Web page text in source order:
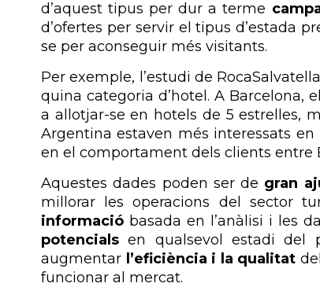
d’aquest tipus per dur a terme
d’ofertes per servir el tipus d’estada
se per aconseguir més visitants.
Per exemple, l’estudi de
quina categoria d’hotel. A Barcelona,
a allotjar-se en hotels de 5 estrelles,
Argentina estaven més interessats
en el comportament dels clients entre
Aquestes dades poden ser de gran
millorar les operacions del sector
informació basada en l’anàlisi i les
potencials en qualsevol estadi del
augmentar l’eficiència i la qualitat
funcionar al mercat.